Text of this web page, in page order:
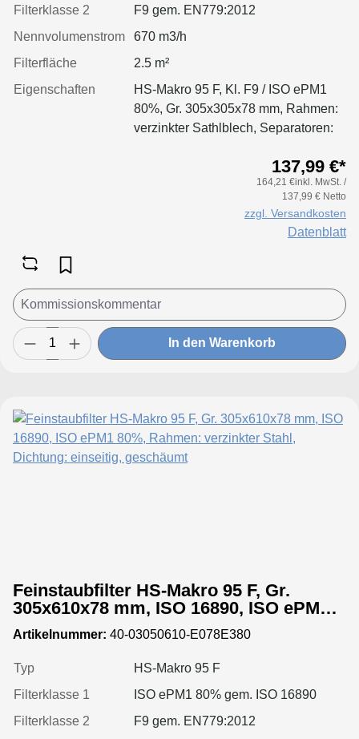
Filterklasse 2
F9 gem. EN779:2012
Nennvolumenstrom
670 m3/h
Filterfläche
2.5 m²
Eigenschaften
HS-Makro 95 F, Kl. F9 / ISO ePM1
80%, Gr. 305x305x78 mm, Rahmen:
verzinkter Sathlblech, Separatoren:
137,99 €*
164,21 €inkl. MwSt. /
137,99 € Netto
zzgl. Versandkosten
Datenblatt
In den Warenkorb
Feinstaubfilter HS-Makro 95 F, Gr.
305x610x78 mm, ISO 16890, ISO ePM1
80%, Rahmen: verzinkter Stahl,
Dichtung: einseitig, geschäumt
Artikelnummer: 40-03050610-E078E380
Typ
HS-Makro 95 F
Filterklasse 1
ISO ePM1 80% gem. ISO 16890
Filterklasse 2
F9 gem. EN779:2012